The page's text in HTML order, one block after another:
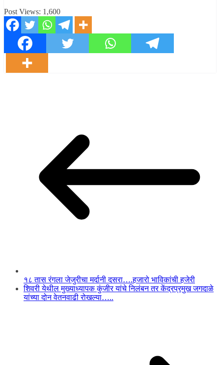
Post Views: 1,600
१८ तास रंगला जेजुरीचा मर्दानी दसरा….हजारो भाविकांची हजेरी
शिवरी येथील मुख्याध्यापक कुंजीर यांचे निलंबन तर केंद्रप्रमुख जगदाळे
यांच्या दोन वेतनवाढी रोखल्या…..